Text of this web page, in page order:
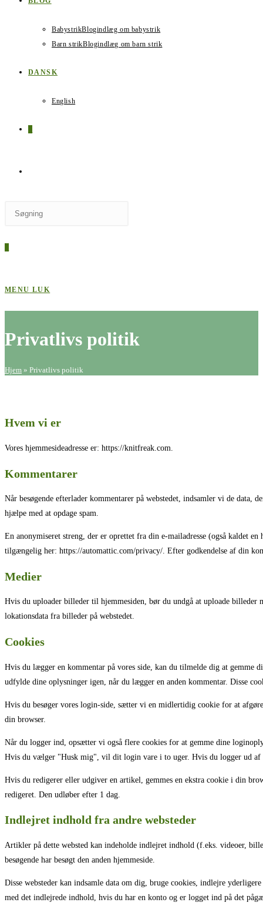
BabystrikBlogindlæg om babystrik
Barn strikBlogindlæg om barn strik
DANSK
English
TIL
MENU LUK
Privatlivs politik
Hjem » Privatlivs politik
Hvem vi er
Vores hjemmesideadresse er: https://knitfreak.com.
Kommentarer
Når besøgende efterlader kommentarer på webstedet, indsamler vi de data,
hjælpe med at opdage spam.
En anonymiseret streng, der er oprettet fra din e-mailadresse (også kaldet
tilgængelig her: https://automattic.com/privacy/. Efter godkendelse af din
Medier
Hvis du uploader billeder til hjemmesiden, bør du undgå at uploade billeder
lokationsdata fra billeder på webstedet.
Cookies
Hvis du lægger en kommentar på vores side, kan du tilmelde dig at gemme
udfylde dine oplysninger igen, når du lægger en anden kommentar. Disse
Hvis du besøger vores login-side, sætter vi en midlertidig cookie for at
din browser.
Når du logger ind, opsætter vi også flere cookies for at gemme dine
Hvis du vælger "Husk mig", vil dit login vare i to uger. Hvis du logger ud
Hvis du redigerer eller udgiver en artikel, gemmes en ekstra cookie i din
redigeret. Den udløber efter 1 dag.
Indlejret indhold fra andre websteder
Artikler på dette websted kan indeholde indlejret indhold (f.eks. videoer,
besøgende har besøgt den anden hjemmeside.
Disse websteder kan indsamle data om dig, bruge cookies, indlejre
med det indlejrede indhold, hvis du har en konto og er logget ind på det